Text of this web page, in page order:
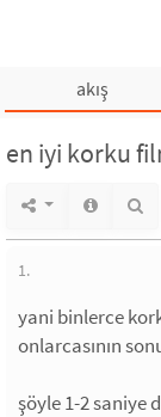
akış
en iyi korku
1.
yani binlerce
onlarcasının
şöyle 1-2 saniye